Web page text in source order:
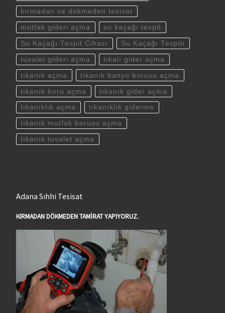
kırmadan ve dökmeden tesisat
mutfak gideri açma su kaçağı tespit
Su Kaçağı Tespit Cihazı Su Kaçağı Tespiti
tuvalet gideri açma tıkalı gider açma
tıkanık açma tıkanık banyo borusu açma
tıkanık boru açma tıkanık gider açma
tıkanıklık açma tıkanıklık giderme
tıkanık mutfak borusu açma
tıkanık tuvalet açma
Adana Sıhhi Tesisat
KIRMADAN DÖKMEDEN TAMİRAT YAPIYORUZ.